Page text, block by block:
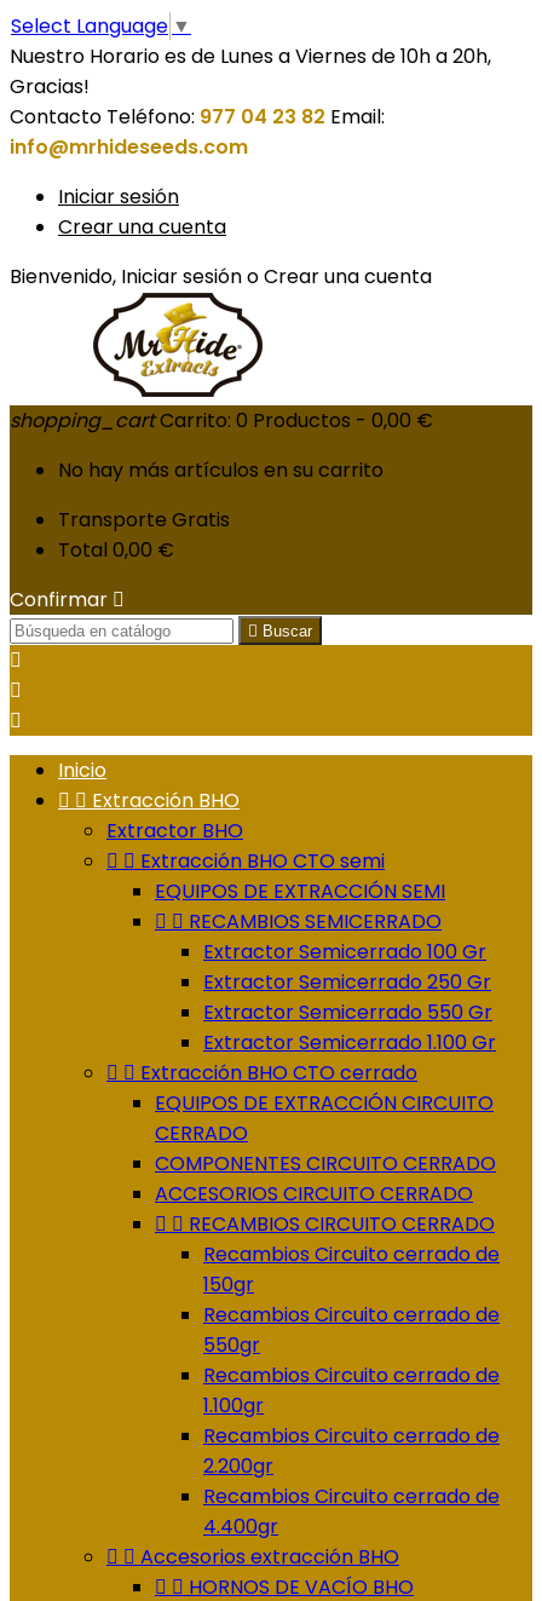
Select Language ▼
Nuestro Horario es de Lunes a Viernes de 10h a 20h,
Gracias!
Contacto Teléfono: 977 04 23 82 Email:
info@mrhideseeds.com
Iniciar sesión
Crear una cuenta
Bienvenido, Iniciar sesiónoCrear una cuenta
shopping_cartCarrito: 0 Productos - 0,00 €
No hay más artículos en su carrito
Transporte Gratis
Total 0,00 €
Confirmar 
 Buscar



Inicio
  Extracción BHO
Extractor BHO
  Extracción BHO CTO semi
EQUIPOS DE EXTRACCIÓN SEMI
  RECAMBIOS SEMICERRADO
Extractor Semicerrado 100 Gr
Extractor Semicerrado 250 Gr
Extractor Semicerrado 550 Gr
Extractor Semicerrado 1.100 Gr
  Extracción BHO CTO cerrado
EQUIPOS DE EXTRACCIÓN CIRCUITO
CERRADO
COMPONENTES CIRCUITO CERRADO
ACCESORIOS CIRCUITO CERRADO
  RECAMBIOS CIRCUITO CERRADO
Recambios Circuito cerrado de
150gr
Recambios Circuito cerrado de
550gr
Recambios Circuito cerrado de
1.100gr
Recambios Circuito cerrado de
2.200gr
Recambios Circuito cerrado de
4.400gr
  Accesorios extracción BHO
  HORNOS DE VACÍO BHO